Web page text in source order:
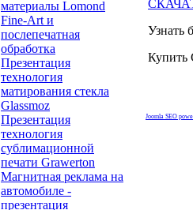
материалы Lomond
Fine-Art и
послепечатная
обработка
Презентация
технология
матирования стекла
Glassmoz
Презентация
технология
сублимационной
печати Grawerton
Магнитная реклама на
автомобиле -
презентация
Узнать
Купить
Joomla SEO